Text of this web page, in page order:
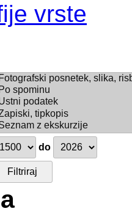
vrste
do